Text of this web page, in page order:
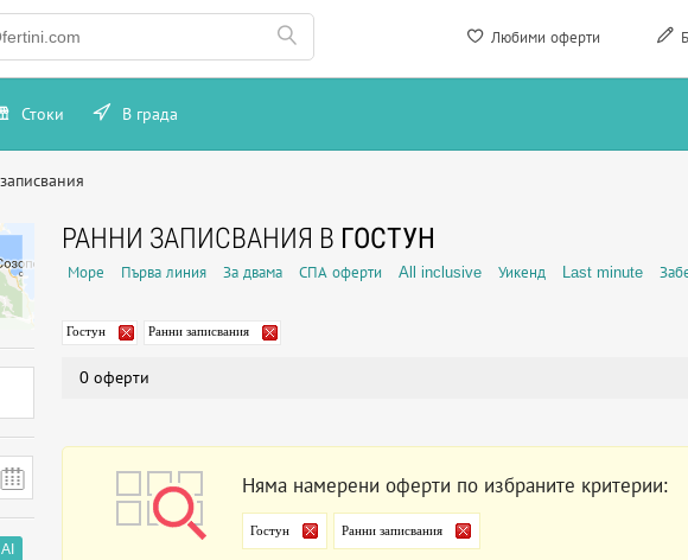
Любими оферти
Стоки В града
AI
РАННИ ЗАПИСВАНИЯ В ГОСТУН
Море Първа линия За двама СПА оферти All inclusive Уикенд Last minute
Гостун Ранни записвания
0 оферти
Няма намерени оферти по избраните критерии:
Гостун Ранни записвания